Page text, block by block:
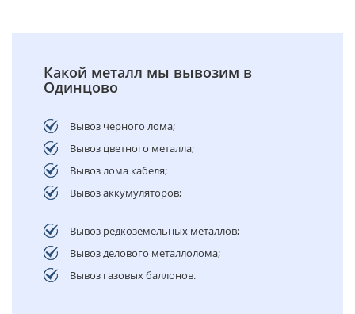
Какой металл мы вывозим в
Одинцово
Вывоз черного лома;
Вывоз цветного металла;
Вывоз лома кабеля;
Вывоз аккумуляторов;
Вывоз редкоземельных металлов;
Вывоз делового металлолома;
Вывоз газовых баллонов.